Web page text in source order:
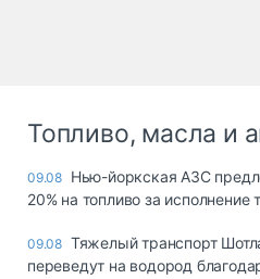
Топливо, масла и
09.08 Нью-йоркская АЗС
20% на топливо за исполнение
09.08 Тяжелый транспорт
переведут на водород